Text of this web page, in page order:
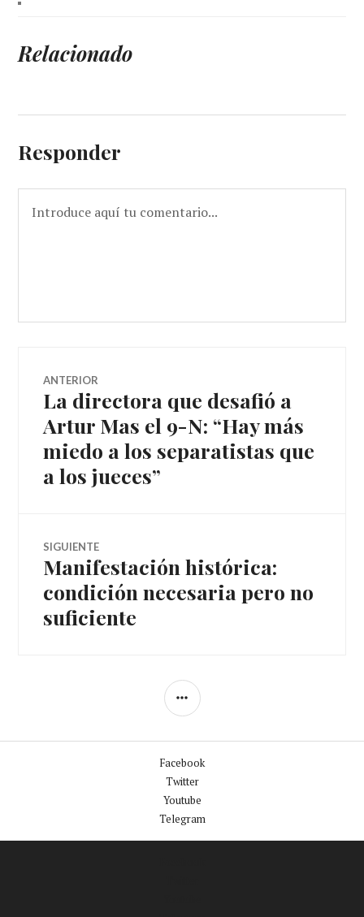
Relacionado
Responder
Navegador
de
artículos
ANTERIOR
Entrada
anterior:
La directora que desafió a
Artur Mas el 9-N: “Hay más
miedo a los separatistas que
a los jueces”
SIGUIENTE
Entrada
siguiente:
Manifestación histórica:
condición necesaria pero no
suficiente
BARRA
Facebook
Twitter
Youtube
Telegram